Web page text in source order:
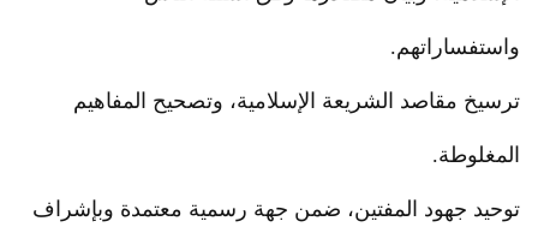
واستفساراتهم.
ترسيخ مقاصد الشريعة الإسلامية، وتصحيح المفاهيم
المغلوطة.
توحيد جهود المفتين، ضمن جهة رسمية معتمدة وبإشراف